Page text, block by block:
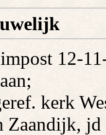
12-
kerk
Zaandijk,